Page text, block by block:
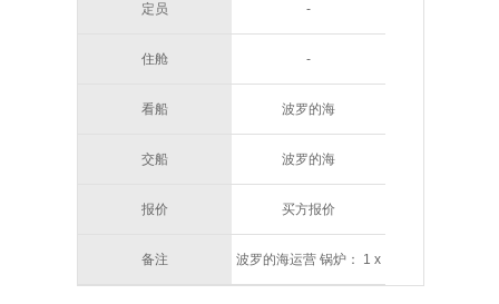
定员 -
住舱 -
看船 波罗的海
交船 波罗的海
报价 买方报价
备注 波罗的海运营 锅炉： 1 x